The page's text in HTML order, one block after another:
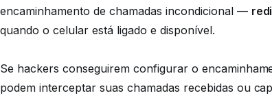
encaminhamento de chamadas incondicional—
quando o celular está ligado e disponível.
Se hackers conseguirem configurar o
podem interceptar suas chamadas recebidas ou